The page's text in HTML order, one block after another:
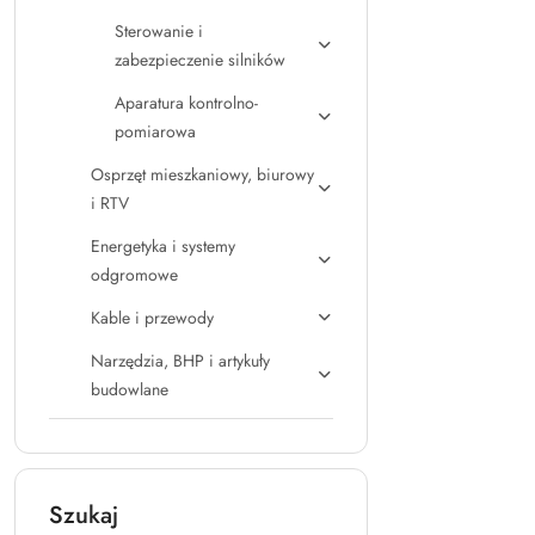
Sterowanie i
zabezpieczenie silników
Aparatura kontrolno-
pomiarowa
Osprzęt mieszkaniowy, biurowy
i RTV
Energetyka i systemy
odgromowe
Kable i przewody
Narzędzia, BHP i artykuły
budowlane
Szukaj